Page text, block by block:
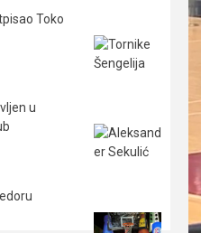
Toko
u